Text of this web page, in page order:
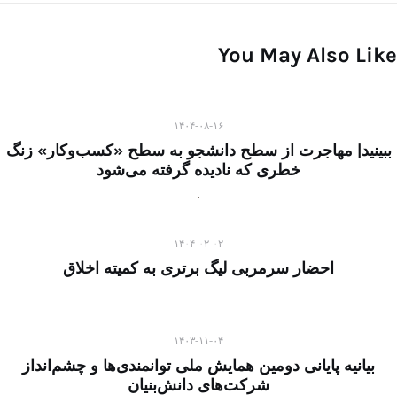
You May Also Like
۱۴۰۴-۰۸-۱۶
ببینید| مهاجرت از سطح دانشجو به سطح «کسب‌وکار» زنگ
خطری که نادیده گرفته می‌شود
۱۴۰۴-۰۲-۰۲
احضار سرمربی لیگ برتری به کمیته اخلاق
۱۴۰۳-۱۱-۰۴
بیانیه پایانی دومین همایش ملی توانمندی‌ها و چشم‌انداز
شرکت‌های دانش‌بنیان